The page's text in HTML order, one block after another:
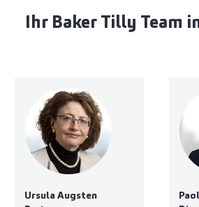
Ihr Baker Tilly Team
Ursula Augsten